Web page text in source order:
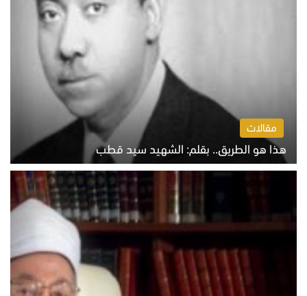
مقالات
هذا هو الطريق.. بقلم: الشهيد سيد قطب
الخميس 6 أغسطس 2026 10:52 ص